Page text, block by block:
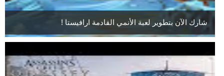
شارك الآن بتطوير لعبة الأنمي القادمة ارافيستا !